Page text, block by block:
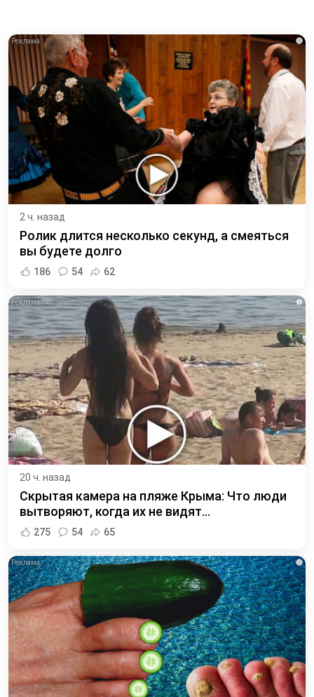
i
2 ч. назад
Ролик длится несколько секунд, а смеяться
вы будете долго
186 54 62
i
20 ч. назад
Скрытая камера на пляже Крыма: Что люди
вытворяют, когда их не видят...
275 54 65
i